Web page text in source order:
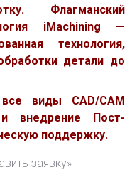
Флагманский
iMachining —
технология,
детали до
виды CAD/CAM
внедрение Пост-
поддержку.
заявку»